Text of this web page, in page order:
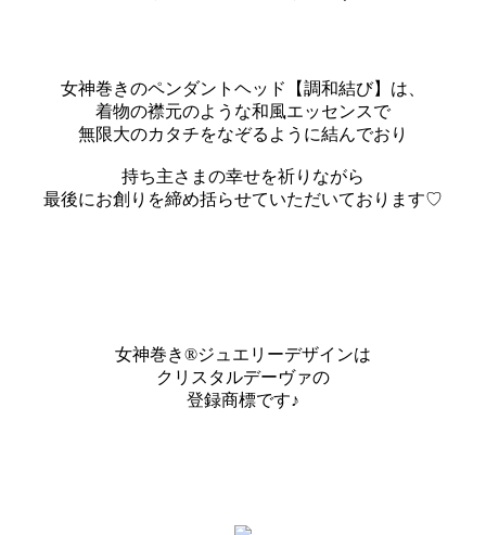
女神巻きのペンダントヘッド【調和結び】は、
着物の襟元のような和風エッセンスで
無限大のカタチをなぞるように結んでおり
持ち主さまの幸せを祈りながら
最後にお創りを締め括らせていただいております♡
女神巻き®ジュエリーデザインは
クリスタルデーヴァの
登録商標です♪